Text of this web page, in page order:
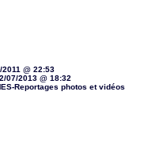
2011 @ 22:53
07/2013 @ 18:32
Reportages photos et vidéos